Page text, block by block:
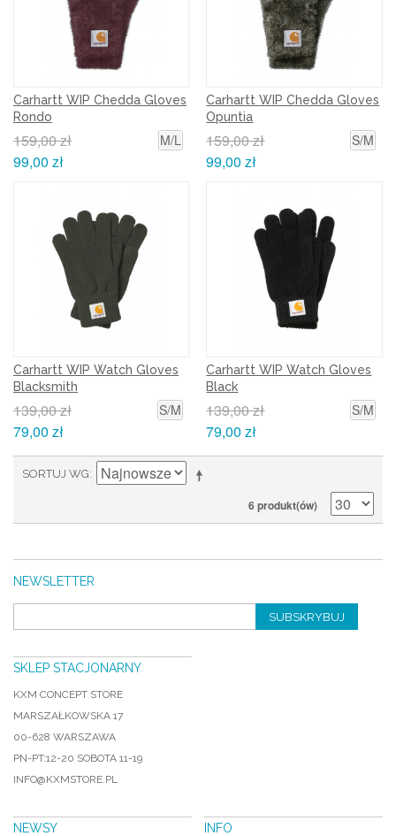
Carhartt WIP Chedda Gloves
Rondo
M/L
159,00 zł
99,00 zł
Carhartt WIP Chedda Gloves
Opuntia
S/M
159,00 zł
99,00 zł
Carhartt WIP Watch Gloves
Blacksmith
S/M
139,00 zł
79,00 zł
Carhartt WIP Watch Gloves
Black
S/M
139,00 zł
79,00 zł
SORTUJ WG
6 produkt(ów)
NEWSLETTER
SUBSKRYBUJ
SKLEP STACJONARNY
KXM CONCEPT STORE
MARSZAŁKOWSKA 17
00-628 WARSZAWA
PN-PT:12-20 SOBOTA 11-19
INFO@KXMSTORE.PL
NEWSY INFO